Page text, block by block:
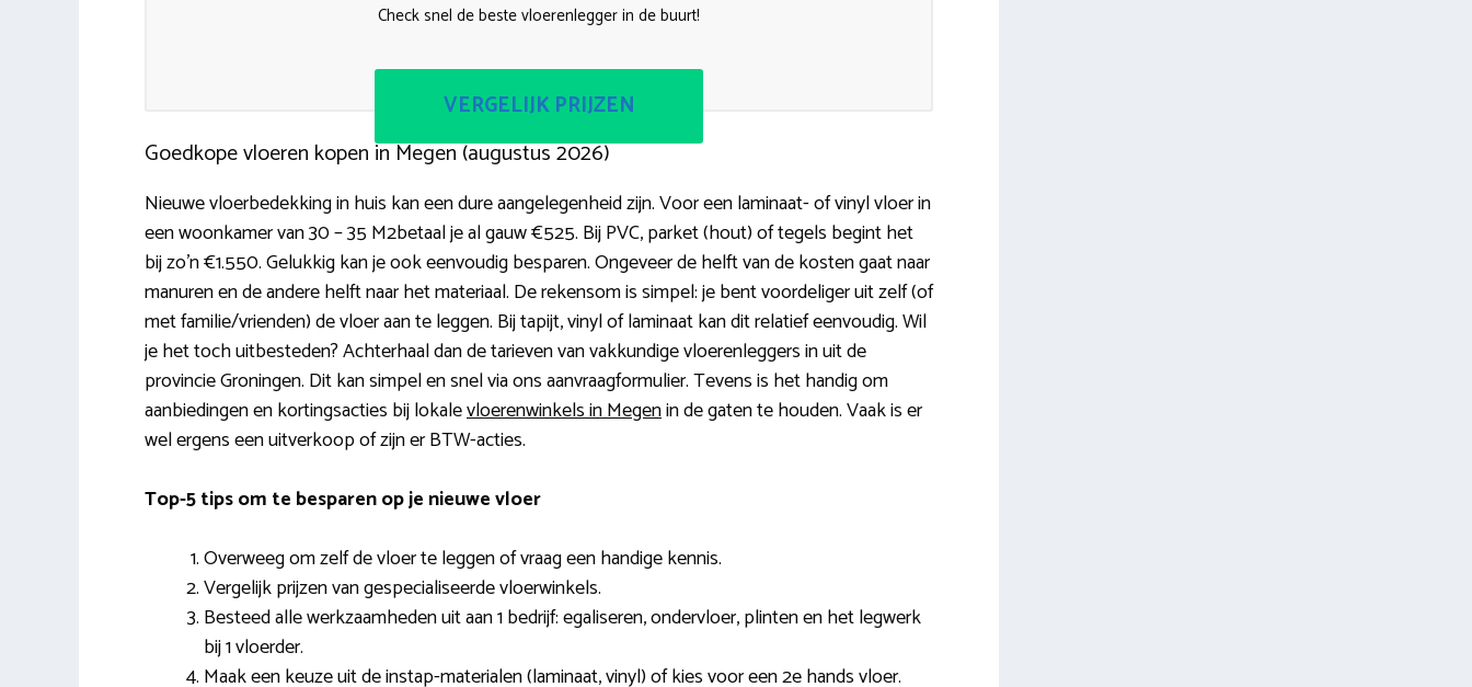
Check snel de beste vloerenlegger in de buurt!
VERGELIJK PRIJZEN
Goedkope vloeren kopen in Megen (augustus 2026)
Nieuwe vloerbedekking in huis kan een dure aangelegenheid zijn. Voor een laminaat- of vinyl vloer in
een woonkamer van 30 – 35 M2betaal je al gauw €525. Bij PVC, parket (hout) of tegels begint het
bij zo’n €1.550. Gelukkig kan je ook eenvoudig besparen. Ongeveer de helft van de kosten gaat naar
manuren en de andere helft naar het materiaal. De rekensom is simpel: je bent voordeliger uit zelf (of
met familie/vrienden) de vloer aan te leggen. Bij tapijt, vinyl of laminaat kan dit relatief eenvoudig. Wil
je het toch uitbesteden? Achterhaal dan de tarieven van vakkundige vloerenleggers in uit de
provincie Groningen. Dit kan simpel en snel via ons aanvraagformulier. Tevens is het handig om
aanbiedingen en kortingsacties bij lokalevloerenwinkels in Megenin de gaten te houden. Vaak is er
wel ergens een uitverkoop of zijn er BTW-acties.
Top-5 tips om te besparen op je nieuwe vloer
Overweeg om zelf de vloer te leggen of vraag een handige kennis.
Vergelijk prijzen van gespecialiseerde vloerwinkels.
Besteed alle werkzaamheden uit aan 1 bedrijf: egaliseren, ondervloer, plinten en het legwerk
bij 1 vloerder.
Maak een keuze uit de instap-materialen (laminaat, vinyl) of kies voor een 2e hands vloer.